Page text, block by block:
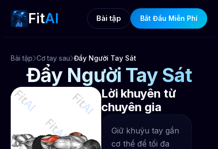
FitAI Bài tập Bắt Đầu Miễn Phí
Bài tập Cơ tay sau Đẩy Người Tay Sát
Đẩy Người Tay Sát
Lời khuyên từ
chuyên gia
Giữ khuỷu tay gần
cơ thể để tối đa